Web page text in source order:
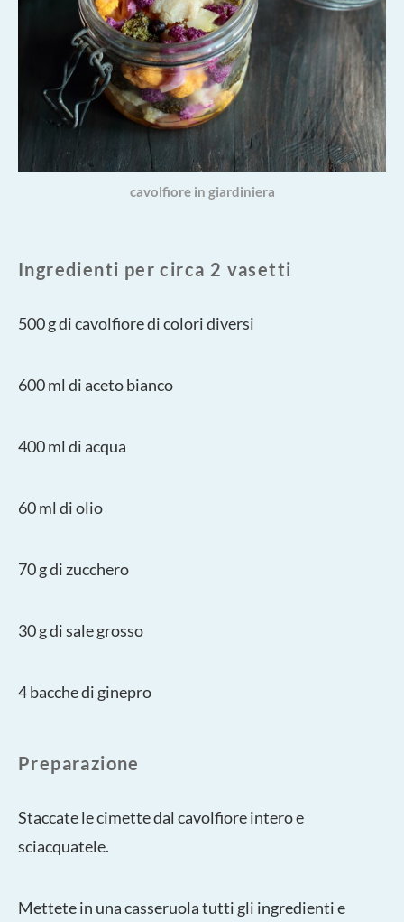
cavolfiore in giardiniera
Ingredienti per circa 2 vasetti
500 g di cavolfiore di colori diversi
600 ml di aceto bianco
400 ml di acqua
60 ml di olio
70 g di zucchero
30 g di sale grosso
4 bacche di ginepro
Preparazione
Staccate le cimette dal cavolfiore intero e
sciacquatele.
Mettete in una casseruola tutti gli ingredienti e